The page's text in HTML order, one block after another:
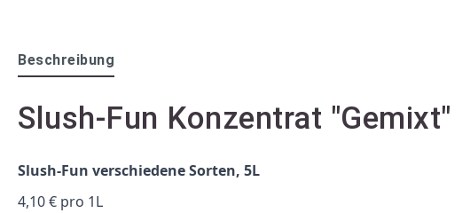
Beschreibung
Slush-Fun Konzentrat "Gemixt"
Slush-Fun verschiedene Sorten, 5L
4,10 € pro 1L